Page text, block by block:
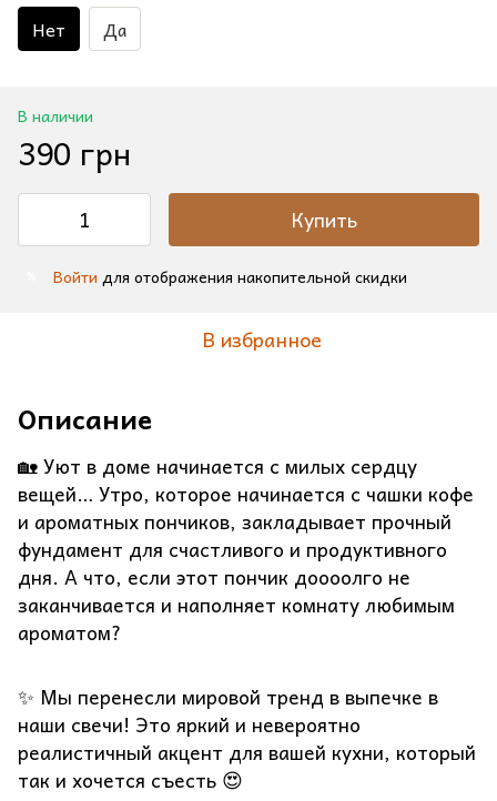
Нет Да
В наличии
390 грн
Купить
Войти для отображения накопительной скидки
В избранное
Описание
🏡 Уют в доме начинается с милых сердцу
вещей… Утро, которое начинается с чашки кофе
и ароматных пончиков, закладывает прочный
фундамент для счастливого и продуктивного
дня. А что, если этот пончик доооолго не
заканчивается и наполняет комнату любимым
ароматом?
✨ Мы перенесли мировой тренд в выпечке в
наши свечи! Это яркий и невероятно
реалистичный акцент для вашей кухни, который
так и хочется съесть 😍